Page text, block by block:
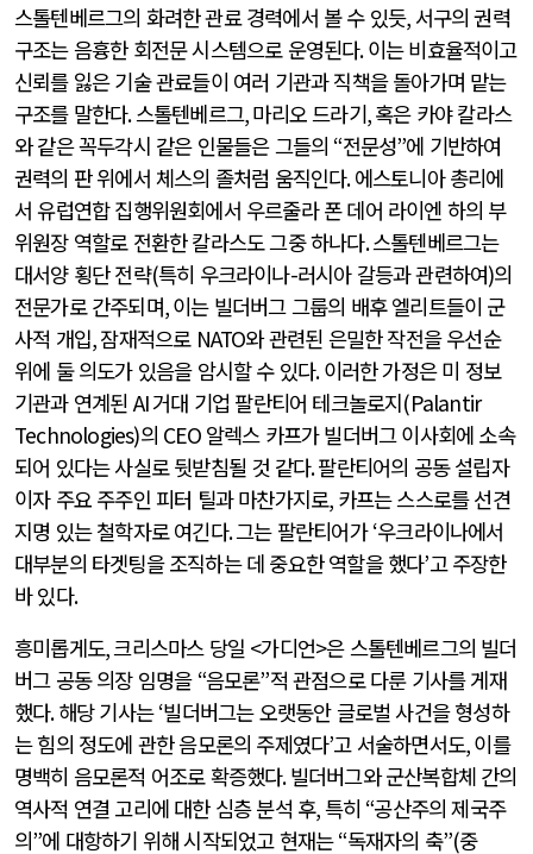
스톨텐베르그의 화려한 관료 경력에서 볼 수 있듯, 서구의 권력
구조는 음흉한 회전문 시스템으로 운영된다.이는 비효율적이고
신뢰를 잃은 기술 관료들이 여러 기관과 직책을 돌아가며 맡는
구조를 말한다.스톨텐베르그,마리오 드라기,혹은 카야 칼라스
와 같은 꼭두각시 같은 인물들은 그들의 “전문성”에 기반하여
권력의 판 위에서 체스의 졸처럼 움직인다.에스토니아 총리에
서 유럽연합 집행위원회에서 우르줄라 폰 데어 라이엔 하의 부
위원장 역할로 전환한 칼라스도 그중 하나다.스톨텐베르그는
대서양 횡단 전략(특히 우크라이나-러시아 갈등과 관련하여)의
전문가로 간주되며,이는 빌더버그 그룹의 배후 엘리트들이 군
사적 개입,잠재적으로 NATO와 관련된 은밀한 작전을 우선순
위에 둘 의도가 있음을 암시할 수 있다.이러한 가정은 미 정보
기관과 연계된 AI거대 기업 팔란티어 테크놀로지(Palantir
Technologies)의 CEO 알렉스 카프가 빌더버그 이사회에 소속
되어 있다는 사실로 뒷받침될 것 같다.팔란티어의 공동 설립자
이자 주요 주주인 피터 틸과 마찬가지로, 카프는 스스로를 선견
지명 있는 철학자로 여긴다.그는 팔란티어가‘우크라이나에서
대부분의 타겟팅을 조직하는 데 중요한 역할을 했다’고 주장한
바 있다.
흥미롭게도,크리스마스 당일 <가디언>은 스톨텐베르그의 빌더
버그 공동 의장 임명을 “음모론”적 관점으로 다룬 기사를 게재
했다.해당 기사는‘빌더버그는 오랫동안 글로벌 사건을 형성하
는 힘의 정도에 관한 음모론의 주제였다’고 서술하면서도,이를
명백히 음모론적 어조로 확증했다.빌더버그와 군산복합체 간의
역사적 연결 고리에 대한 심층 분석 후,특히 “공산주의 제국주
의”에 대항하기 위해 시작되었고 현재는“독재자의 축”(중